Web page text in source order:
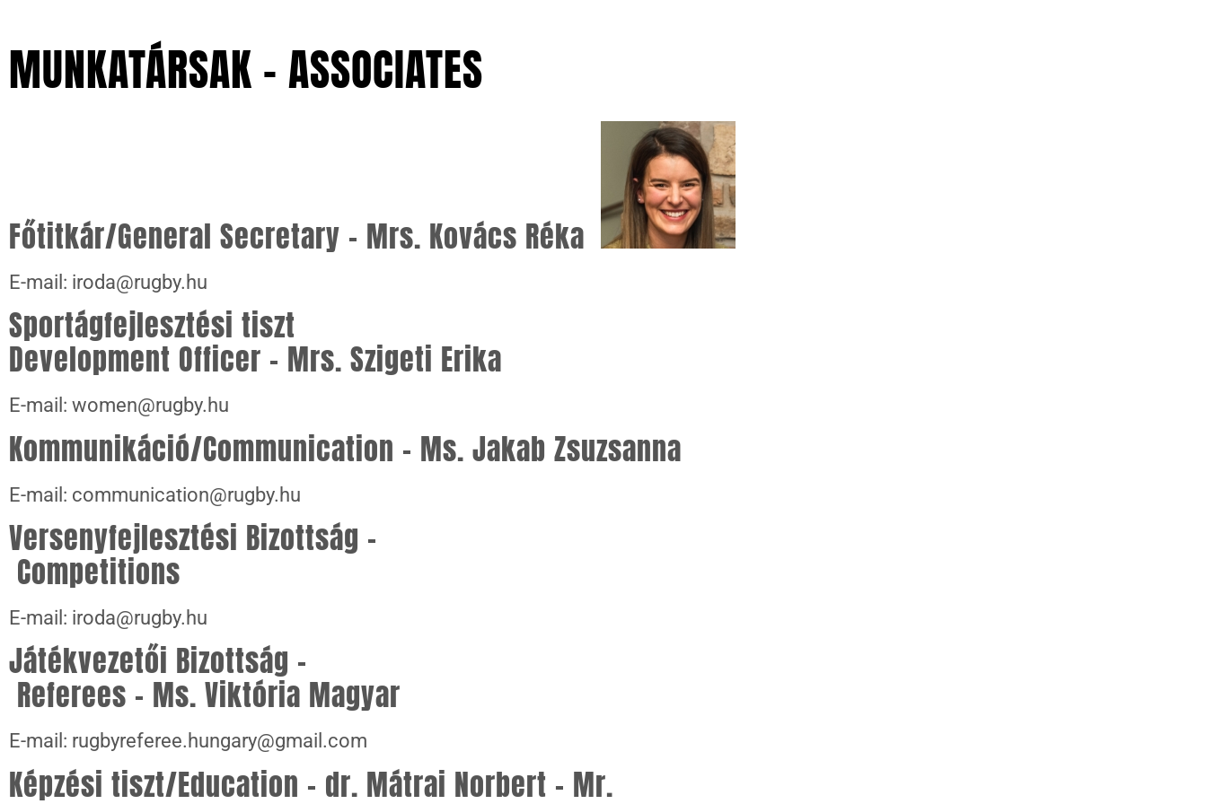
MUNKATÁRSAK - ASSOCIATES
Főtitkár/General Secretary – Mrs. Kovács Réka
E-mail: iroda@rugby.hu
Sportágfejlesztési tiszt
Development Officer – Mrs. Szigeti Erika
E-mail: women@rugby.hu
Kommunikáció/Communication – Ms. Jakab Zsuzsanna
E-mail: communication@rugby.hu
Versenyfejlesztési Bizottság –
Competitions
E-mail: iroda@rugby.hu
Játékvezetői Bizottság –
Referees – Ms. Viktória Magyar
E-mail: rugbyreferee.hungary@gmail.com
Képzési tiszt/Education – dr. Mátrai Norbert – Mr.